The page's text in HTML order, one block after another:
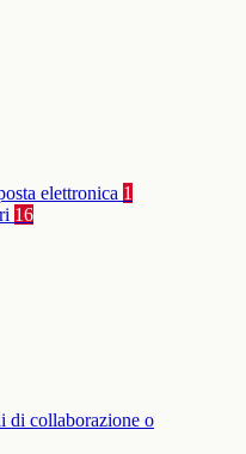
elettronica 1
16
di collaborazione o